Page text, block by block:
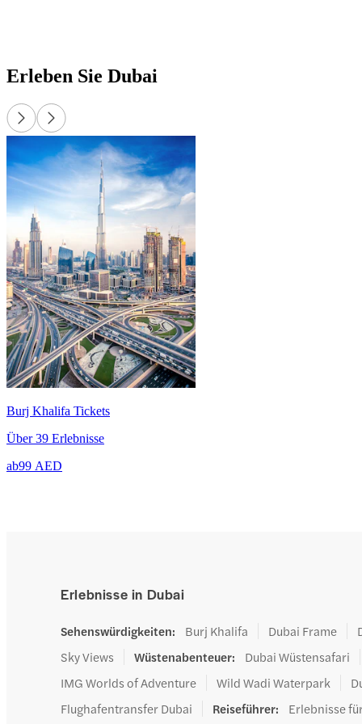
Erleben Sie Dubai
Burj Khalifa Tickets
Über 39 Erlebnisse
ab99 AED
Erlebnisse in Dubai
Sehenswürdigkeiten: Burj Khalifa Dubai Frame
Sky Views
Wüstenabenteuer: Dubai Wüstensafari
IMG Worlds of Adventure
Wild Wadi Waterpark
Flughafentransfer Dubai
Reiseführer: Erlebnisse